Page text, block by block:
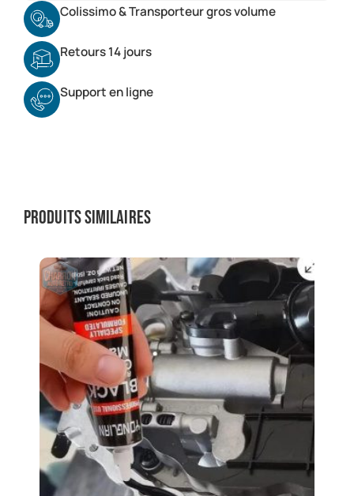
Colissimo & Transporteur gros volume
Retours 14 jours
Support en ligne
Produits similaires